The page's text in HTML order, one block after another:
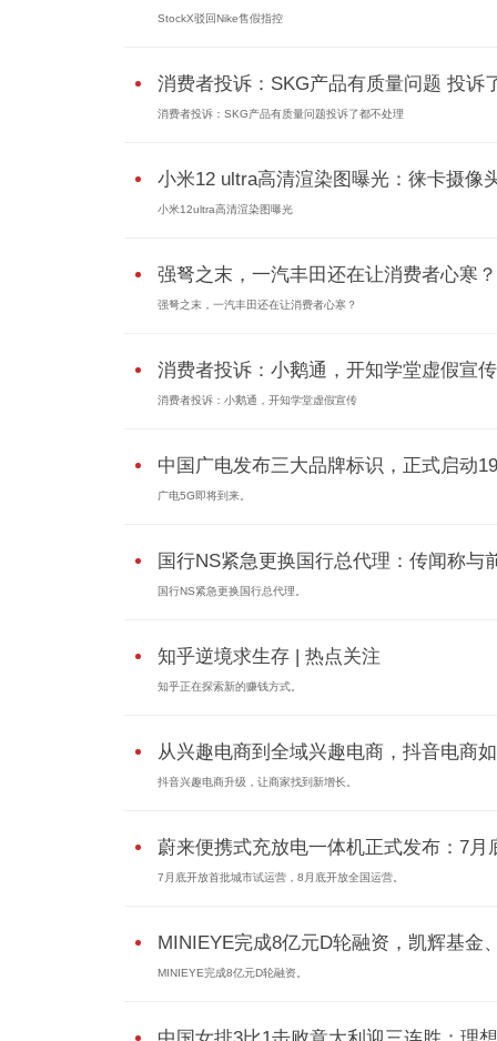
StockX驳回Nike售假指控
消费者投诉：SKG产品有质量问题 投诉
消费者投诉：SKG产品有质量问题投诉了都不处理
小米12 ultra高清渲染图曝光：徕卡摄像
小米12ultra高清渲染图曝光
强弩之末，一汽丰田还在让消费者心寒？
强弩之末，一汽丰田还在让消费者心寒？
消费者投诉：小鹅通，开知学堂虚假宣传
消费者投诉：小鹅通，开知学堂虚假宣传
中国广电发布三大品牌标识，正式启动
广电5G即将到来。
国行NS紧急更换国行总代理：传闻称与
国行NS紧急更换国行总代理。
知乎逆境求生存 | 热点关注
知乎正在探索新的赚钱方式。
从兴趣电商到全域兴趣电商，抖音电商
抖音兴趣电商升级，让商家找到新增长。
蔚来便携式充放电一体机正式发布：7月
7月底开放首批城市试运营，8月底开放全国运营。
MINIEYE完成8亿元D轮融资，凯辉基金
MINIEYE完成8亿元D轮融资。